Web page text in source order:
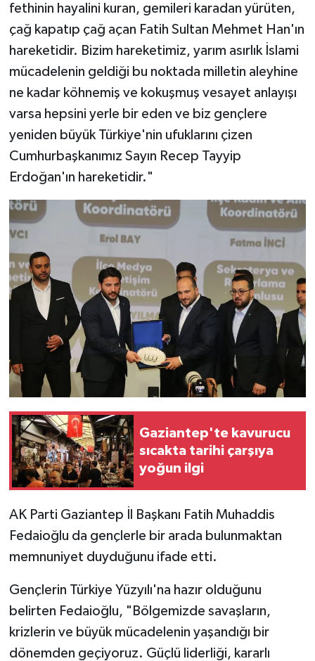
fethinin hayalini kuran, gemileri karadan yürüten,
çağ kapatıp çağ açan Fatih Sultan Mehmet Han'ın
hareketidir. Bizim hareketimiz, yarım asırlık İslami
mücadelenin geldiği bu noktada milletin aleyhine
ne kadar köhnemiş ve kokuşmuş vesayet anlayışı
varsa hepsini yerle bir eden ve biz gençlere
yeniden büyük Türkiye'nin ufuklarını çizen
Cumhurbaşkanımız Sayın Recep Tayyip
Erdoğan'ın hareketidir."
Gaziantep'te kavurucu
sıcakta tarihi çarşıya
yoğun ilgi
AK Parti Gaziantep İl Başkanı Fatih Muhaddis
Fedaioğlu da gençlerle bir arada bulunmaktan
memnuniyet duyduğunu ifade etti.
Gençlerin Türkiye Yüzyılı'na hazır olduğunu
belirten Fedaioğlu, "Bölgemizde savaşların,
krizlerin ve büyük mücadelenin yaşandığı bir
dönemden geçiyoruz. Güçlü liderliği, kararlı